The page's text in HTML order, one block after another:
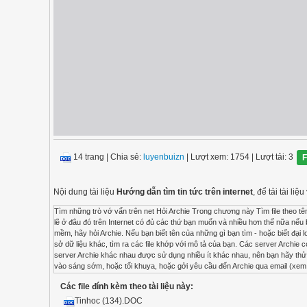
14 trang Chia sẻ: luyenbuizn | Lượt xem: 1754 | Lượt tải: 3
Nội dung tài liệu Hướng dẫn tìm tin tức trên internet, để tải tài liệu
Tìm những trò vớ vẩn trên net Hỏi Archie Trong chương này Tìm file theo tên Login vào Archie Gởi một lá thư cho Archie Tôi biết là tôi đã thấy một ghi chú về nó ở đâu đây thôi... Có lẽ ở đâu đó trên Internet có đủ các thứ bạn muốn và nhiều hơn thế nữa nếu bạn biết là nó tồn tại. "Nhưng làm thế nào tìm ra nó?", bạn hỏi. Một câu hỏi hay. Nếu bạn đang tìm phần mềm, hãy hỏi Archie. Nếu bạn biết tên của những gì bạn tìm - hoặc biết đại loại đủ để đoán một cách hợp lý - Archie sẽ đi vòng quanh thế giới, kiểm tra hết cơ sở dữ liệu này đến cơ sở dữ liệu khác, tìm ra các file khớp với mô tả của bạn. Các server Archie có trên khắp thế giới, nhưng bạn nên chọn một cái gần nhà để tối thiểu hoá giao thông trên Net. Những server Archie khác nhau được sử dụng nhiều ít khác nhau, nên bạn hãy thử một vài trong số đó để chọn một cái với thời gian trả lời hợp lý. Nếu tất cả đều quá chậm, hãy thử làm vào sáng sớm, hoặc tối khuya, hoặc gởi yêu cầu đến Archie qua email (xem phần "Archie email" trong phần sau của chương này). Bảng 19-1 liệt kê nhiều server Archie mà bạn có thể thử. Nếu bạn thử một archie, và nó không cho bạn vào vì nó đầy quá, có thể nó sẽ cho bạn một danh sách các Archie khác để bạn thử. Sau cùng rồi bạn cũng vào được. Bảng 19-1: Các server Archie Tên server Vị trí archie.rutgers.edu New Jersey archie.sura.edu Maryland archie.unl.edu Nebraska archie.ans.net New York ds.internic.net Mỹ (chạy bởi At&T) archie.mcgill.ca Canada archie..au úc archie.th-darmstadt.de Châu Âu (Đức) archie.funet.fi Châu Âu (Phần Lan) archie.luth Châu Âu (Thụy Điển) archie.univie.ac.at Châu Âu (áo) archie.doc.ic.ac.uk Anh và châu Âu archie.cs.hugi.ac.il Israel archie.ad.jp Nhật archie.kuis.kyoto-u.ac.jp Nhật archie.sogang.ac.kr Hàn quốc archie.nz Tân tây lan archie.ncu.edu.tw Đài loan Bạn có thể truy cập những server Archie theo nhiều cách: Nếu bạn có một phần mềm khách hàng Archie (tên là archie hay xarchie), bạn có thể chạy trực tiếp từ máy của mình (xem phần "Archie thẳng" và "Xarchie" sắp tới trong chương này). Bạn có thể telnet đến một server Archie (xem phần telnet Archie sau đây) Bạn có thể email yêu cầu của mình đến một server Archie (xem phần "Email Archie") Telnet Archie Trừ phi chỗ bạn có phần mềm khách hàng Archie (thử dùng lệnh archie, hoặc xarchie trên một máy windows hoặc tương tự như Motif), bạn có thể muốn telnet đến một server Archie. Tuy nhiên, trước khi làm như vậy, nếu có thể, khởi động một file log (một file trong đó tất cả các văn bản hiện lên trên cửa sổ của bạn đều bị tóm lấy) bởi vì kết xuất của Archie có thể quá nhanh và rối rắm, với các tên file, tên máy chủ, và các địa chỉ Internet đến nỗi bạn không muốn chép chúng bằng tay nếu có thể tránh được. Nếu bạn đang chạy một máy với XWindows hoặc một biến thể của nó như Motif, hãy giữ phím Ctrl, bấm nút bên trái con chuột, chọn Log to File từ cửa sổ Main Options. Nếu không phải đang chạy X, hãy hỏi xung quanh xem có sẵn chương trình nào đó không để tóm văn bản trên màn hình vào một file. Bây giờ, chọn một server rồi telnet với tên là archie như sau: % telnet archie.ans.net Trying... Connected to forum.ans.net. Escape character is '^}'. Archie AIX telnet (forum.ans.net) IBM AIX Version 3 for RISC System/6000 (C) Copyrights by IBM and by others 1982, 1991. login: archie Archie sẽ trả lại một dấu nhắc Archie> Bảo cho Archie cách cư xử: lệnh set và lệnh show Mỗi một server Archie được thiết lập với các đặc tính mà bạn có thể chỉnh đổi để phù hợp với nhu cầu của mình. Bạn có thể cần phải đổi chúng để cho Archie làm điều bạn muốn. Không phải server Archie nào cũng như nhau, và bạn phải chú ý những gì được thiết lập trên server mà bạn vào. Để xem server bạn đang dùng được thiết lập như thế nào, dùng lệnh show : archie> show # ' autologout ' (type numeric) has the value '15'. # 'mailto (type string) is not set. # 'maxhits' (type numeric) has the value '100'. # ' pager ' (type boolean) is not set. # ' search ' (type string) has the value 'sub'. # ' sorthy ' (type string) has the value 'none'. # ' status ' (type boolean) is set. # ' term ' (type string) has the value 'dumb 24 80' Bạn cũng có thể
Các file đính kèm theo tài liệu này:
Tinhoc (134).DOC